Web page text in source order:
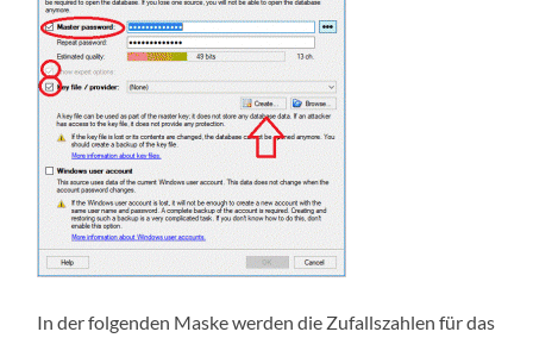
In der folgenden Maske werden die Zufallszahlen für das